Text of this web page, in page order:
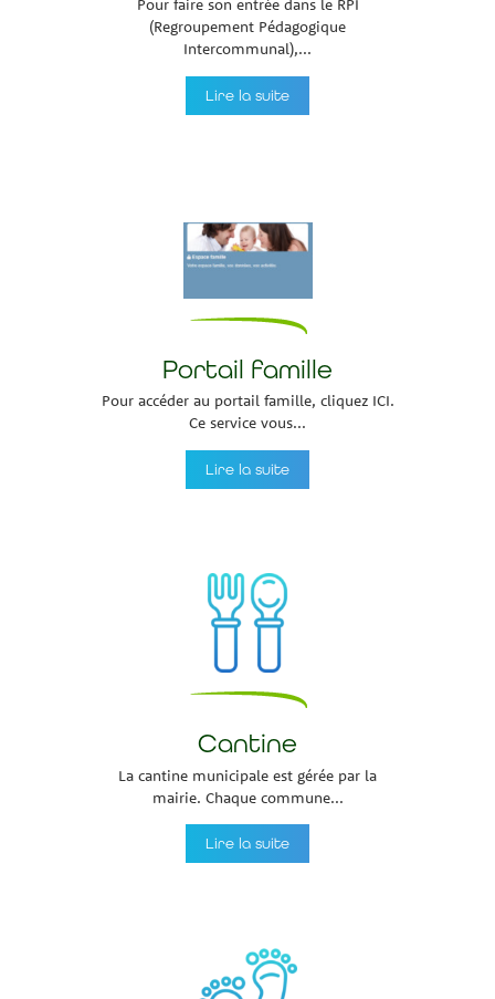
Pour faire son entrée dans le RPI
(Regroupement Pédagogique
Intercommunal),...
Lire la suite
Portail famille
Pour accéder au portail famille, cliquez ICI.
Ce service vous...
Lire la suite
Cantine
La cantine municipale est gérée par la
mairie. Chaque commune...
Lire la suite